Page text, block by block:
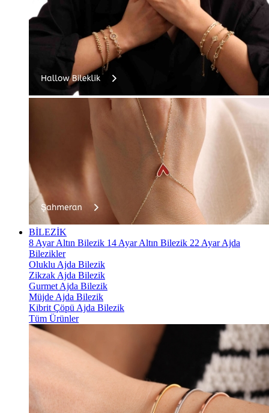
BİLEZİK
8 Ayar Altın Bilezik 14 Ayar Altın Bilezik 22 Ayar Ajda
Bilezikler
Oluklu Ajda Bilezik
Zikzak Ajda Bilezik
Gurmet Ajda Bilezik
Müjde Ajda Bilezik
Kibrit Çöpü Ajda Bilezik
Tüm Ürünler